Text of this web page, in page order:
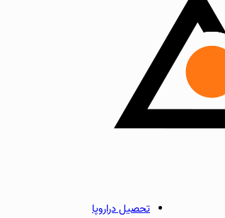
تحصیل دراروپا